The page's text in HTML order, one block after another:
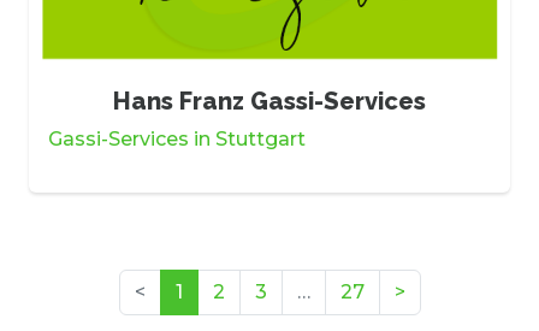
Hans Franz Gassi-Services
Gassi-Services in Stuttgart
< 1(aktuell)
2 3 … 27 >